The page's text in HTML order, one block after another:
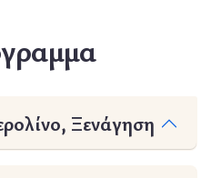
Ξενάγηση